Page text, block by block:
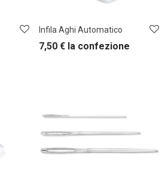
Infila Aghi Automatico
7,50 € la confezione